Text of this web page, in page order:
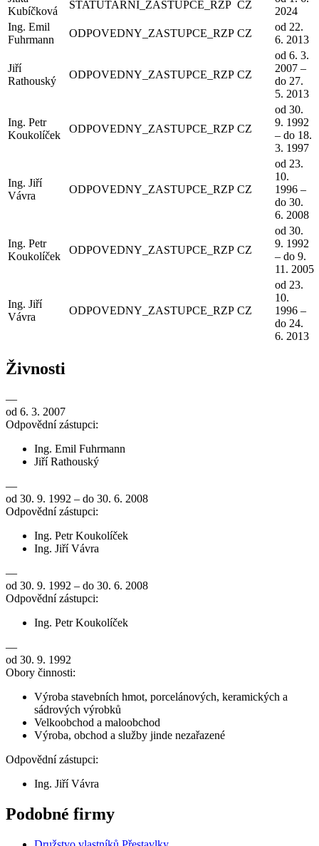
Kubíčková
STATUTARNI_ZASTUPCE_RZP CZ
2024
Ing. Emil
Fuhrmann
ODPOVEDNY_ZASTUPCE_RZP CZ
od 22.
6. 2013
Jiří
Rathouský
ODPOVEDNY_ZASTUPCE_RZP CZ
od 6. 3.
2007 –
do 27.
5. 2013
Ing. Petr
Koukolíček
ODPOVEDNY_ZASTUPCE_RZP CZ
od 30.
9. 1992
– do 18.
3. 1997
Ing. Jiří
Vávra
ODPOVEDNY_ZASTUPCE_RZP CZ
od 23.
10.
1996 –
do 30.
6. 2008
Ing. Petr
Koukolíček
ODPOVEDNY_ZASTUPCE_RZP CZ
od 30.
9. 1992
– do 9.
11. 2005
Ing. Jiří
Vávra
ODPOVEDNY_ZASTUPCE_RZP CZ
od 23.
10.
1996 –
do 24.
6. 2013
Živnosti
—
od 6. 3. 2007
Odpovědní zástupci:
Ing. Emil Fuhrmann
Jiří Rathouský
—
od 30. 9. 1992 – do 30. 6. 2008
Odpovědní zástupci:
Ing. Petr Koukolíček
Ing. Jiří Vávra
—
od 30. 9. 1992 – do 30. 6. 2008
Odpovědní zástupci:
Ing. Petr Koukolíček
—
od 30. 9. 1992
Obory činnosti:
Výroba stavebních hmot, porcelánových, keramických a
sádrových výrobků
Velkoobchod a maloobchod
Výroba, obchod a služby jinde nezařazené
Odpovědní zástupci:
Ing. Jiří Vávra
Podobné firmy